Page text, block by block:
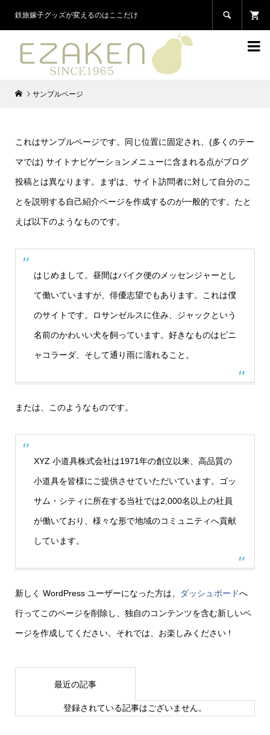
鉄旅嫁子グッズが変えるのはここだけ 

サンプルページ
これはサンプルページです。同じ位置に固定され、(多くのテー
マでは) サイトナビゲーションメニューに含まれる点がブログ
投稿とは異なります。まずは、サイト訪問者に対して自分のこ
とを説明する自己紹介ページを作成するのが一般的です。たと
えば以下のようなものです。
はじめまして。昼間はバイク便のメッセンジャーとし
て働いていますが、俳優志望でもあります。これは僕
のサイトです。ロサンゼルスに住み、ジャックという
名前のかわいい犬を飼っています。好きなものはピニ
ャコラーダ、そして通り雨に濡れること。
または、このようなものです。
XYZ 小道具株式会社は1971年の創立以来、高品質の
小道具を皆様にご提供させていただいています。ゴッ
サム・シティに所在する当社では2,000名以上の社員
が働いており、様々な形で地域のコミュニティへ貢献
しています。
新しく WordPress ユーザーになった方は、 ダッシュボードへ
行ってこのページを削除し、独自のコンテンツを含む新しいペ
ージを作成してください。それでは、お楽しみください !
最近の記事
登録されている記事はございません。